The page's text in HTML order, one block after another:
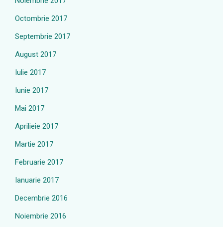
Octombrie 2017
Septembrie 2017
August 2017
Iulie 2017
Iunie 2017
Mai 2017
Aprilieie 2017
Martie 2017
Februarie 2017
Ianuarie 2017
Decembrie 2016
Noiembrie 2016